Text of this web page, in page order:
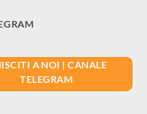
A NOI | CANALE
TELEGRAM